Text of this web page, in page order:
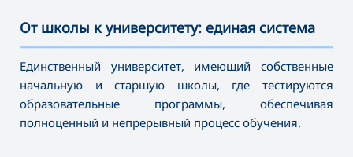
От школы к университету: единая система
Единственный университет, имеющий собственные
начальную и старшую школы, где тестируются
образовательные программы, обеспечивая
полноценный и непрерывный процесс обучения.